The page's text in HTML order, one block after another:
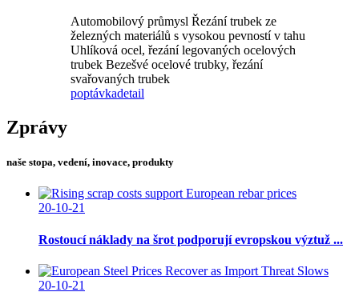
Automobilový průmysl Řezání trubek ze
železných materiálů s vysokou pevností v tahu
Uhlíková ocel, řezání legovaných ocelových
trubek Bezešvé ocelové trubky, řezání
svařovaných trubek
poptávkadetail
Zprávy
naše stopa, vedení, inovace, produkty
20-10-21
Rostoucí náklady na šrot podporují evropskou výztuž ...
20-10-21